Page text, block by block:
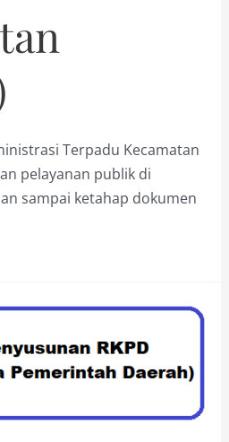
Terpadu Kecamatan
pelayanan publik di
sampai ketahap dokumen